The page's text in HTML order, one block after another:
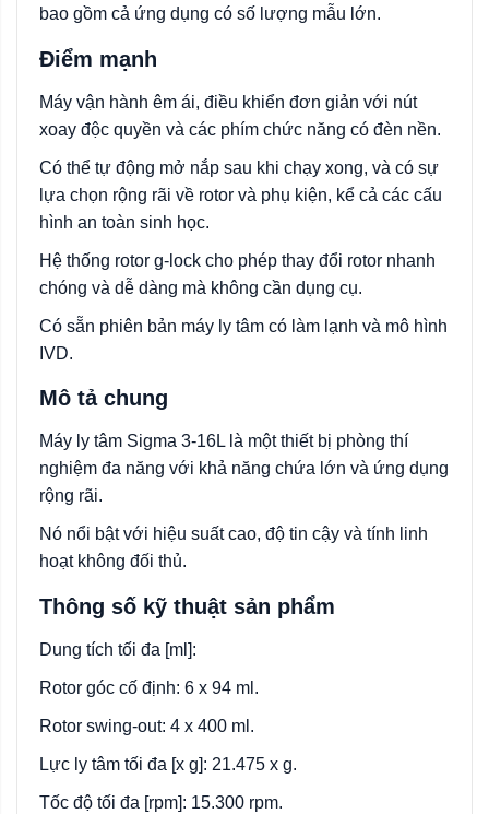
bao gồm cả ứng dụng có số lượng mẫu lớn.
Điểm mạnh
Máy vận hành êm ái, điều khiển đơn giản với nút
xoay độc quyền và các phím chức năng có đèn nền.
Có thể tự động mở nắp sau khi chạy xong, và có sự
lựa chọn rộng rãi về rotor và phụ kiện, kể cả các cấu
hình an toàn sinh học.
Hệ thống rotor g-lock cho phép thay đổi rotor nhanh
chóng và dễ dàng mà không cần dụng cụ.
Có sẵn phiên bản máy ly tâm có làm lạnh và mô hình
IVD.
Mô tả chung
Máy ly tâm Sigma 3‑16L là một thiết bị phòng thí
nghiệm đa năng với khả năng chứa lớn và ứng dụng
rộng rãi.
Nó nổi bật với hiệu suất cao, độ tin cậy và tính linh
hoạt không đối thủ.
Thông số kỹ thuật sản phẩm
Dung tích tối đa [ml]:
Rotor góc cố định: 6 x 94 ml.
Rotor swing-out: 4 x 400 ml.
Lực ly tâm tối đa [x g]: 21.475 x g.
Tốc độ tối đa [rpm]: 15.300 rpm.